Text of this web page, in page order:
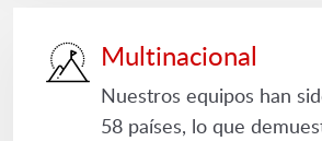
Multinacional
Nuestros equipos han
58 países, lo que